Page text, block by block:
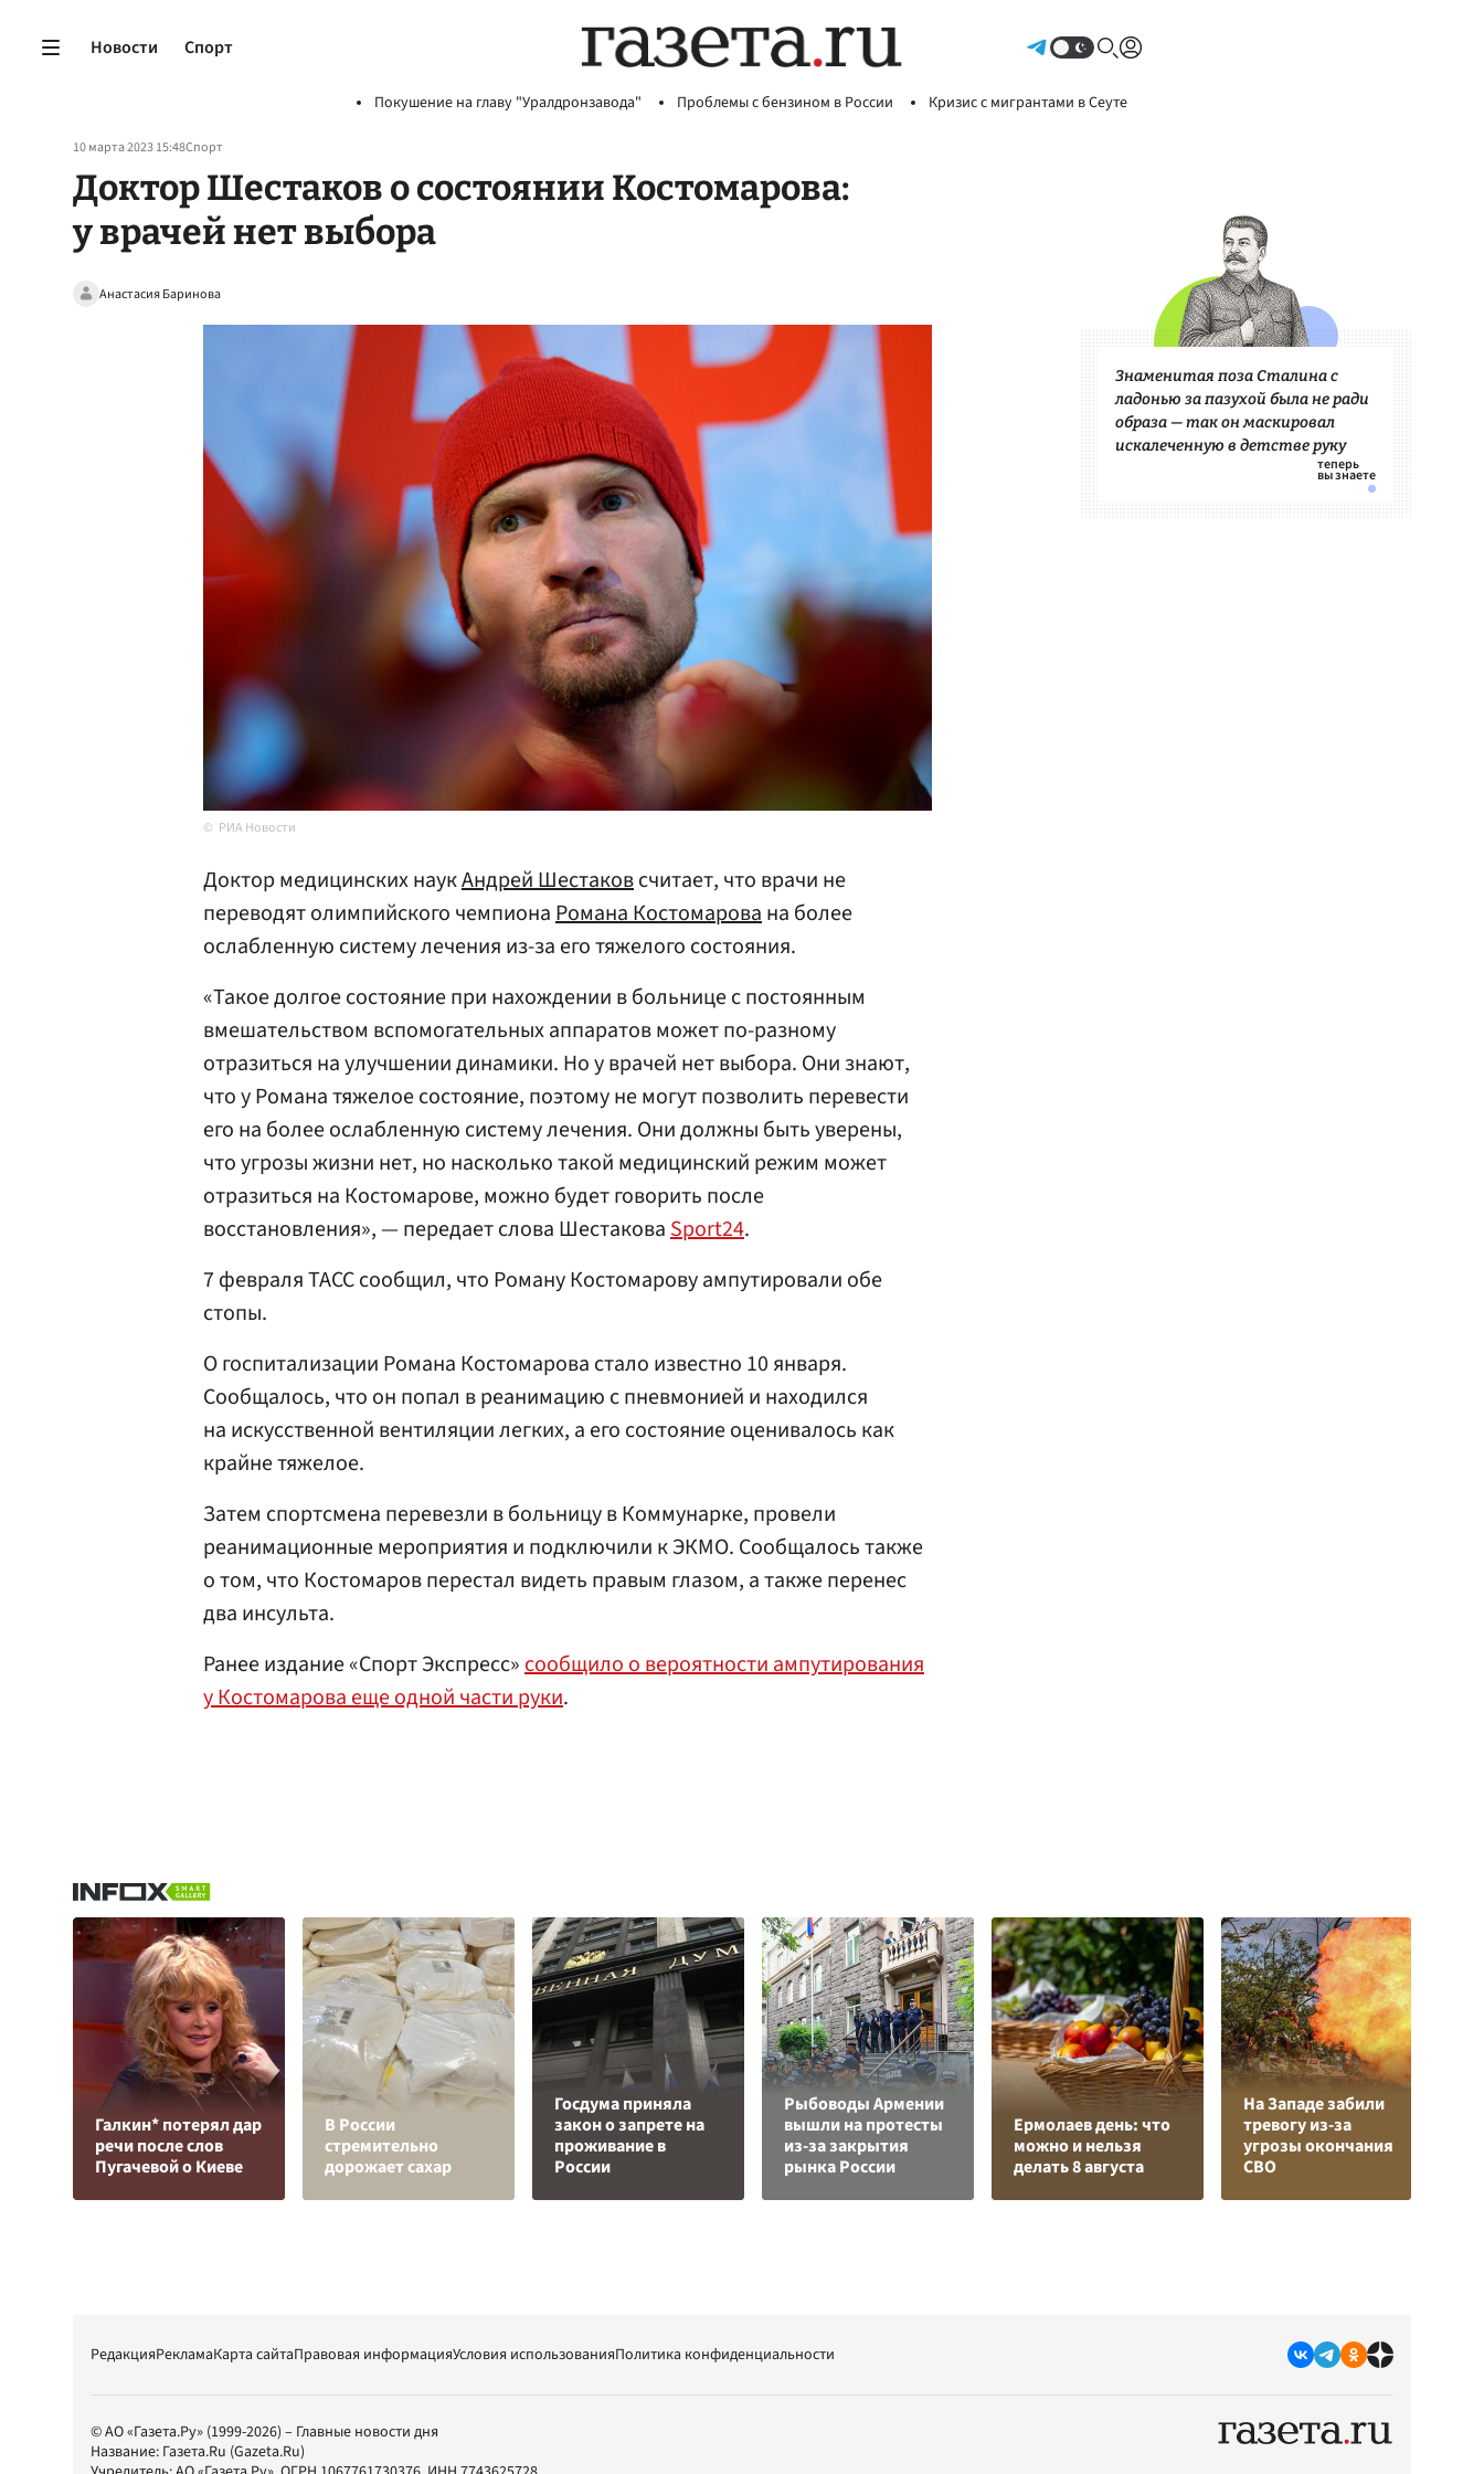
Новости Спорт
Покушение на главу "Уралдронзавода" Проблемы с бензином в России Кризис с мигрантами в Сеуте
10 марта 2023 15:48Спорт
Доктор Шестаков о состоянии Костомарова:
у врачей нет выбора
Анастасия Баринова
РИА Новости
Доктор медицинских наукАндрей Шестаковсчитает, что врачи не
переводят олимпийского чемпионаРомана Костомарована более
ослабленную систему лечения из-за его тяжелого состояния.
«Такое долгое состояние при нахождении в больнице с постоянным
вмешательством вспомогательных аппаратов может по-разному
отразиться на улучшении динамики. Но у врачей нет выбора. Они знают,
что у Романа тяжелое состояние, поэтому не могут позволить перевести
его на более ослабленную систему лечения. Они должны быть уверены,
что угрозы жизни нет, но насколько такой медицинский режим может
отразиться на Костомарове, можно будет говорить после
восстановления», — передает слова ШестаковаSport24.
7 февраля ТАСС сообщил, что Роману Костомарову ампутировали обе
стопы.
О госпитализации Романа Костомарова стало известно 10 января.
Сообщалось, что он попал в реанимацию с пневмонией и находился
на искусственной вентиляции легких, а его состояние оценивалось как
крайне тяжелое.
Затем спортсмена перевезли в больницу в Коммунарке, провели
реанимационные мероприятия и подключили к ЭКМО. Сообщалось также
о том, что Костомаров перестал видеть правым глазом, а также перенес
два инсульта.
Ранее издание «Спорт Экспресс»сообщило о вероятности ампутирования
у Костомарова еще одной части руки.
Знаменитая поза Сталина с
ладонью за пазухой была не ради
образа — так он маскировал
искалеченную в детстве руку
Галкин* потерял дар
речи после слов
Пугачевой о Киеве
В России
стремительно
дорожает сахар
Госдума приняла
закон о запрете на
проживание в
России
Рыбоводы Армении
вышли на протесты
из-за закрытия
рынка России
Ермолаев день: что
можно и нельзя
делать 8 августа
На Западе забили
тревогу из-за
угрозы окончания
СВО
РедакцияРекламаКарта сайтаПравовая информацияУсловия использованияПолитика конфиденциальности
© АО «Газета.Ру» (1999-2026) – Главные новости дня
Название: Газета.Ru (Gazeta.Ru)